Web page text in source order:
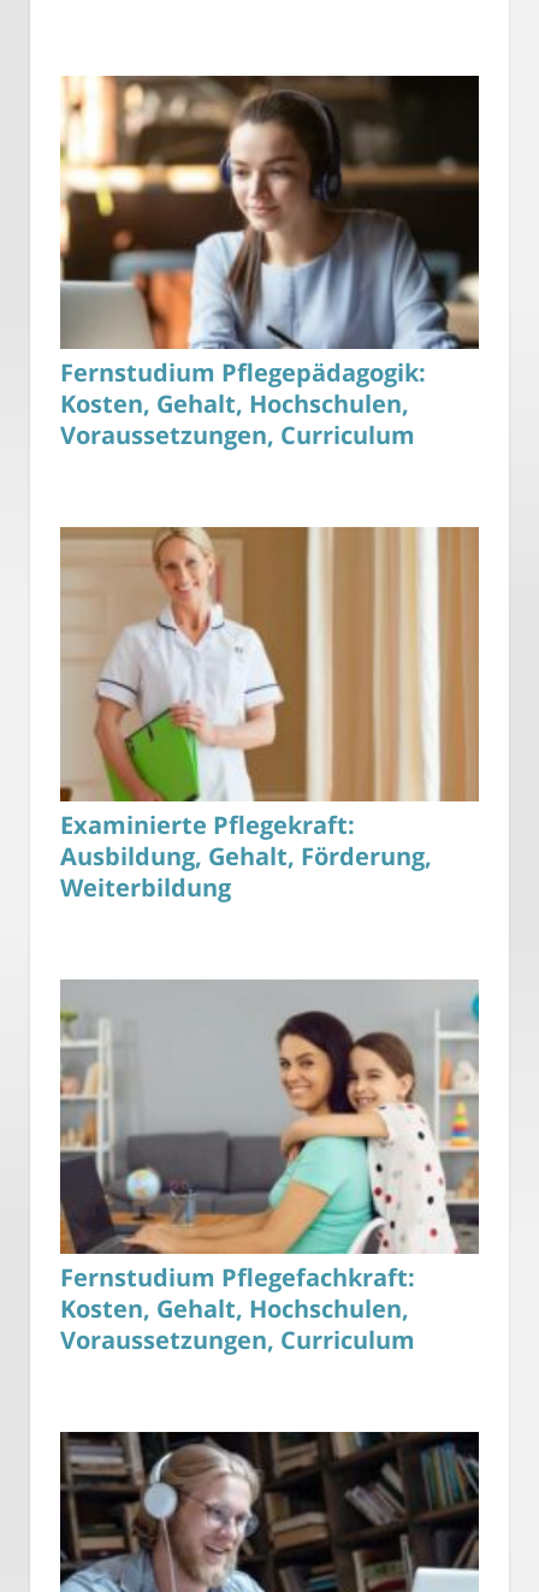
Fernstudium Pflegepädagogik:
Kosten, Gehalt, Hochschulen,
Voraussetzungen, Curriculum
Examinierte Pflegekraft:
Ausbildung, Gehalt, Förderung,
Weiterbildung
Fernstudium Pflegefachkraft:
Kosten, Gehalt, Hochschulen,
Voraussetzungen, Curriculum